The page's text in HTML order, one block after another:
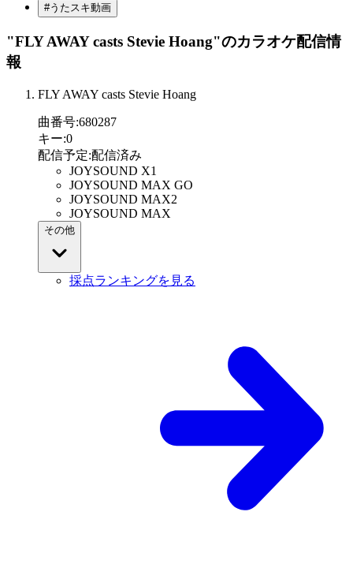
#うたスキ動画
"FLY AWAY casts Stevie Hoang"のカラオケ配信情
報
FLY AWAY casts Stevie Hoang
曲番号:680287
キー:0
配信予定:配信済み
JOYSOUND X1
JOYSOUND MAX GO
JOYSOUND MAX2
JOYSOUND MAX
その他
採点ランキングを見る